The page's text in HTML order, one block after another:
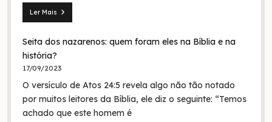
Ler Mais
Mateus
O
batismo
de
era
em
nome
Seita dos nazarenos: quem foram eles na Bíblia e na
história?
17/09/2023
O versículo de Atos 24:5 revela algo não tão notado
por muitos leitores da Bíblia, ele diz o seguinte: “Temos
achado que este homem é